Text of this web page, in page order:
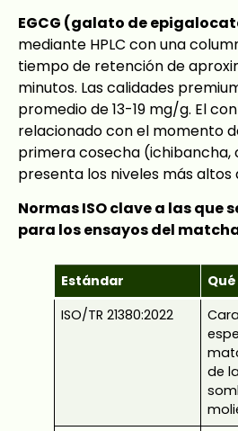
EGCG (galato de
mediante HPLC con una
tiempo de retención de
minutos. Las calidades
promedio de 13-19 mg/g. El
relacionado con el momento
primera cosecha (ichibancha,
presenta los niveles más altos
Normas ISO clave a las que
para los ensayos del
Estándar
ISO/TR 21380:2022
de